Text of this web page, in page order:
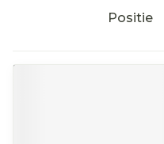
Sorteer op: